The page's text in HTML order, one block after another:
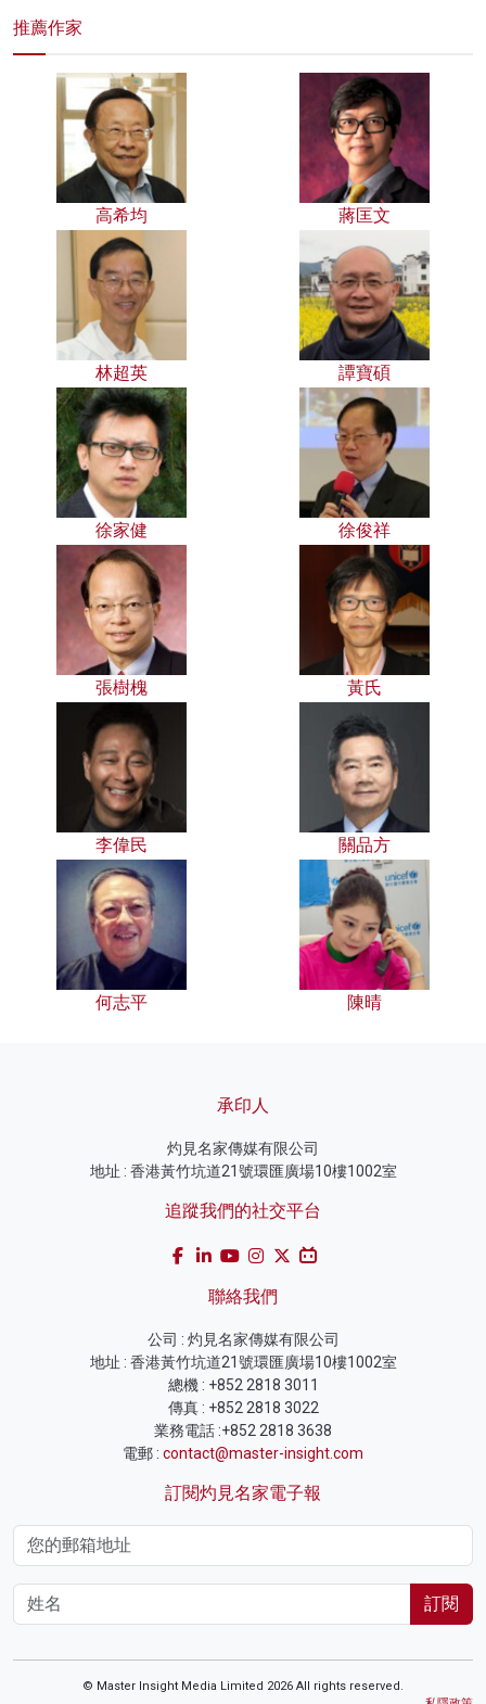
推薦作家
高希均 蔣匡文
林超英 譚寶碩
徐家健 徐俊祥
張樹槐 黃氏
李偉民 關品方
何志平 陳晴
承印人
灼見名家傳媒有限公司
地址 : 香港黃竹坑道21號環匯廣場10樓1002室
追蹤我們的社交平台
聯絡我們
公司 : 灼見名家傳媒有限公司
地址 : 香港黃竹坑道21號環匯廣場10樓1002室
總機 : +852 2818 3011
傳真 : +852 2818 3022
業務電話 :+852 2818 3638
電郵 : contact@master-insight.com
訂閱灼見名家電子報
訂閱
© Master Insight Media Limited 2026 All rights reserved.